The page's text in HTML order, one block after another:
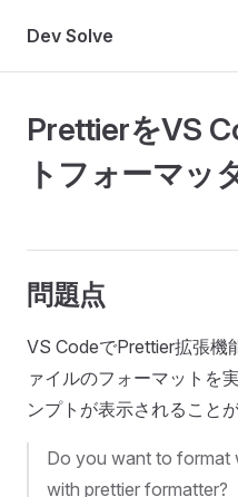
Skip to content
Dev Solve
PrettierをVS
トフォーマッ
問題点
VS CodeでPrettier拡張機
ァイルのフォーマットを
ンプトが表示されること
Do you want to format
with prettier formatter?